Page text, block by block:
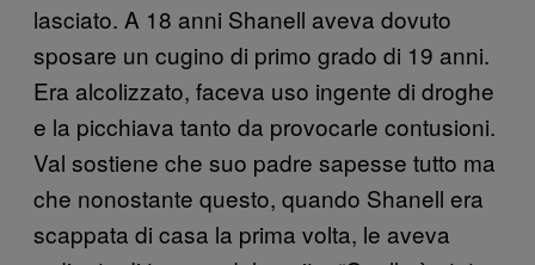
lasciato. A 18 anni Shanell aveva dovuto
sposare un cugino di primo grado di 19 anni.
Era alcolizzato, faceva uso ingente di droghe
e la picchiava tanto da provocarle contusioni.
Val sostiene che suo padre sapesse tutto ma
che nonostante questo, quando Shanell era
scappata di casa la prima volta, le aveva